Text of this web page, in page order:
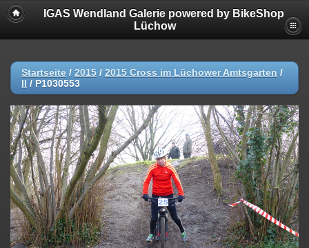
IGAS Wendland Galerie powered by BikeShop
Lüchow
Startseite / 2015 / 2015 Cross im Lüchower Amtsgarten /
II / P1030553